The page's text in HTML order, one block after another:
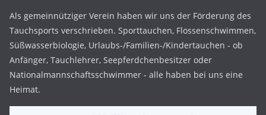
Als gemeinnütziger Verein haben wir uns der Förderung des
Tauchsports verschrieben. Sporttauchen, Flossenschwimmen,
Süßwasserbiologie, Urlaubs-/Familien-/Kindertauchen - ob
Anfänger, Tauchlehrer, Seepferdchenbesitzer oder
Nationalmannschaftsschwimmer - alle haben bei uns eine
Heimat.